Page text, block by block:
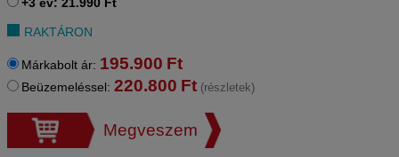
RAKTÁRON
Márkabolt ár: 195.900 Ft
Beüzemeléssel: 220.800 Ft (részletek)
Megveszem